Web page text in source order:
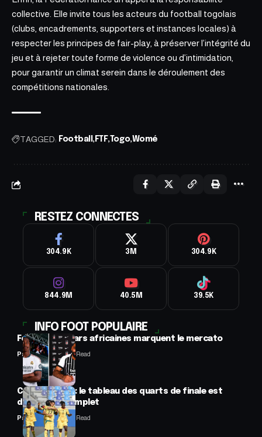
collective. Elle invite tous les acteurs du football togolais
(clubs, encadrements, supporters et instances locales) à
respecter les principes de fair-play, à préserver l’intégrité du
jeu et à rejeter toute forme de violence ou d’intimidation,
pour garantir un climat serein dans le déroulement des
compétitions nationales.
TAGGED: Football FTF Togo Womé
RESTEZ CONNECTES
304.9K 3M 304.9K
844.9M 40.5M 39.5K
INFO FOOT POPULAIRE
Football : 2 stars africaines marquent le mercato
Panafrofoot2 Min Read
CAN féminine : le tableau des quarts de finale est
désormais complet
Panafrofoot2 Min Read